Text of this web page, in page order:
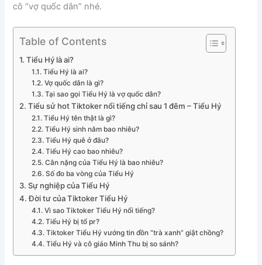
cô “vợ quốc dân” nhé.
Table of Contents
Tiểu Hý là ai?
Tiểu Hý là ai?
Vợ quốc dân là gì?
Tại sao gọi Tiểu Hý là vợ quốc dân?
Tiểu sử hot Tiktoker nổi tiếng chỉ sau 1 đêm – Tiểu Hý
Tiểu Hý tên thật là gì?
Tiểu Hý sinh năm bao nhiêu?
Tiểu Hý quê ở đâu?
Tiểu Hý cao bao nhiêu?
Cân nặng của Tiểu Hý là bao nhiêu?
Số đo ba vòng của Tiểu Hý
Sự nghiệp của Tiểu Hý
Đời tư của Tiktoker Tiểu Hý
Vì sao Tiktoker Tiểu Hý nổi tiếng?
Tiểu Hý bị tố pr?
Tiktoker Tiểu Hý vướng tin đồn “trà xanh” giật chồng?
Tiểu Hý và cô giáo Minh Thu bị so sánh?